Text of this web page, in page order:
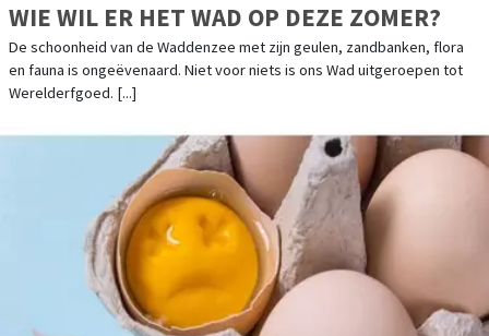
WIE WIL ER HET WAD OP DEZE ZOMER?
De schoonheid van de Waddenzee met zijn geulen, zandbanken, flora
en fauna is ongeëvenaard. Niet voor niets is ons Wad uitgeroepen tot
Werelderfgoed. [...]